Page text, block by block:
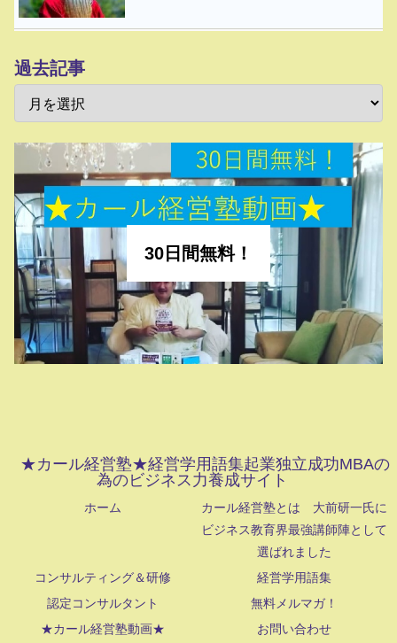
過去記事
30日間無料！
★カール経営塾★経営学用語集起業独立成功MBAの
為のビジネス力養成サイト
ホーム
カール経営塾とは 大前研一氏に
ビジネス教育界最強講師陣として
選ばれました
コンサルティング＆研修
経営学用語集
認定コンサルタント
無料メルマガ！
★カール経営塾動画★
お問い合わせ